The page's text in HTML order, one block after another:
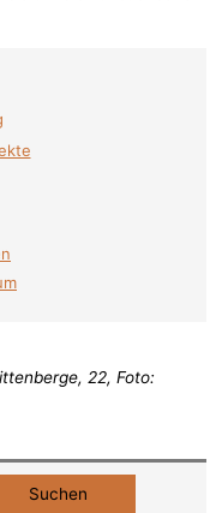
22, Foto:
Suchen